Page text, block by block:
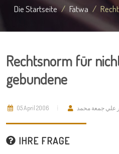
Die Startseite Fatwa
Rechtsnorm für
gebundene
05 April 2006 علي جمعة محمد
IHRE FRAGE